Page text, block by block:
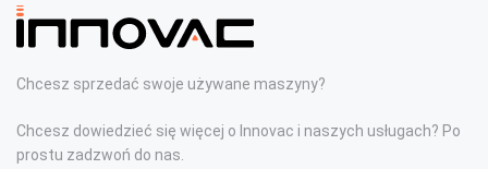
Chcesz sprzedać swoje używane maszyny?
Chcesz dowiedzieć się więcej o Innovac i naszych usługach? Po
prostu zadzwoń do nas.